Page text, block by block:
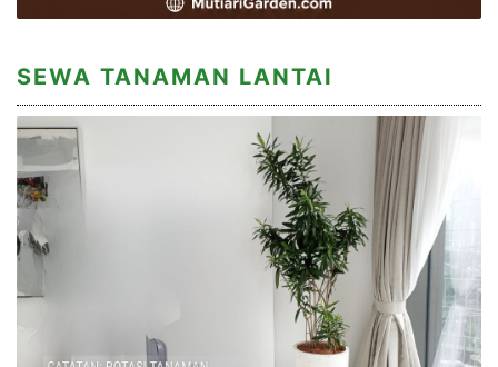
SEWA TANAMAN LANTAI